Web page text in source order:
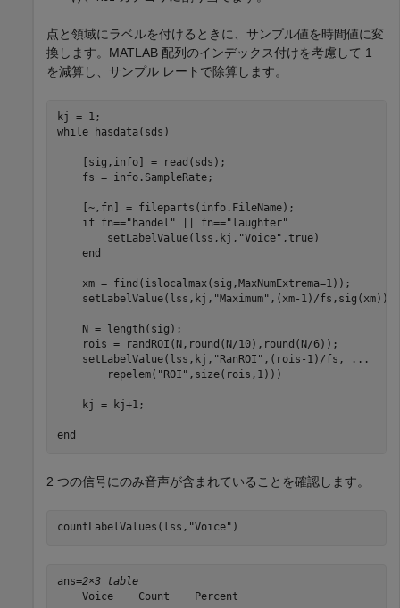
点と領域にラベルを付けるときに、サンプル値を時間値に変
換します。MATLAB 配列のインデックス付けを考慮して 1
を減算し、サンプル レートで除算します。
while hasdata(sds)
    [sig,info] = read(sds);
    fs = info.SampleRate;
    [~,fn] = fileparts(info.FileName);
if fn=="handel" || fn=="laughter"
        setLabelValue(lss,kj,
"Voice" ,true)
end
    xm = find(islocalmax(sig,MaxNumExtrema=1));
    setLabelValue(lss,kj,
"Maximum" ,(xm-1)/fs,sig(xm))
    N = length(sig);
    rois = randROI(N,round(N/10),round(N/6));
    setLabelValue(lss,kj,
"RanROI" ,(rois-1)/fs,
...
        repelem(
"ROI" ,size(rois,1)))
    kj = kj+1;
end
2 つの信号にのみ音声が含まれていることを確認します。
countLabelValues(lss, "Voice" )
ans=2×3 table
    Voice    Count    Percent